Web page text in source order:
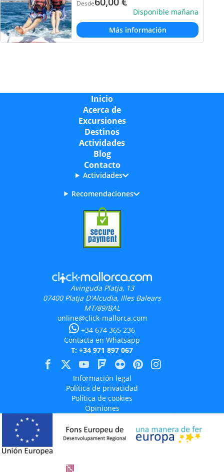
Desde
Disponible mañana
Más información
Inicio
Acerca de
Excursiones
Destinos
Actividades
Blog
Contacto
Actividades
Recomendaciones
Avinguda Platja, 13
07400 Platja D'Alcudia, Illes Balears
MT/89/BAL
online@click-mallorca.com
+34 674 365 236
Contacta en Whatsapp
T: +34 971 897 067
Información legal
Política de privacidad
Política de cookies
Opiniones